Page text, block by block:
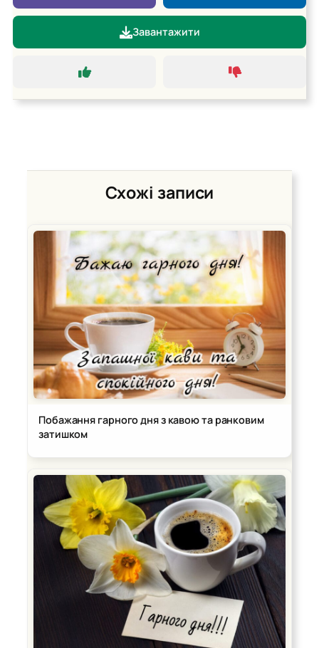
Завантажити
Схожі записи
Побажання гарного дня з кавою та ранковим
затишком